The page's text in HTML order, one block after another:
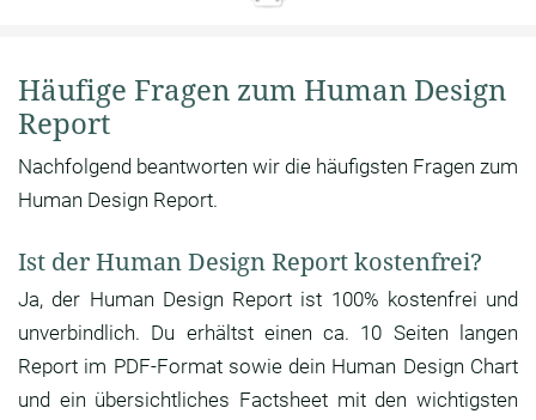
Häufige Fragen zum Human Design
Report
Nachfolgend beantworten wir die häufigsten Fragen zum
Human Design Report.
Ist der Human Design Report kostenfrei?
Ja, der Human Design Report ist 100% kostenfrei und
unverbindlich. Du erhältst einen ca. 10 Seiten langen
Report im PDF-Format sowie dein Human Design Chart
und ein übersichtliches Factsheet mit den wichtigsten